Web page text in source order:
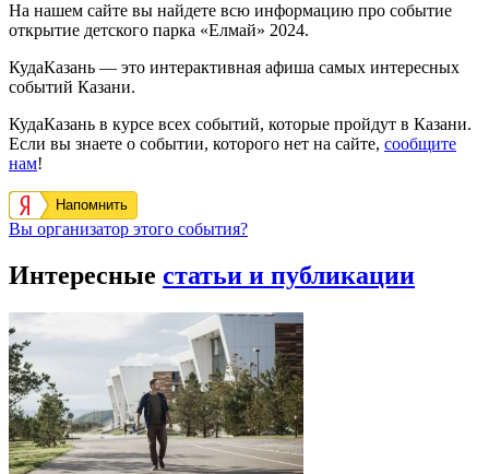
На нашем сайте вы найдете всю информацию про событие
открытие детского парка «Елмай» 2024.
КудаКазань — это интерактивная афиша самых интересных
событий Казани.
КудаКазань в курсе всех событий, которые пройдут в Казани.
Если вы знаете о событии, которого нет на сайте, сообщите
нам!
Напомнить
Вы организатор этого события?
Интересные статьи и публикации